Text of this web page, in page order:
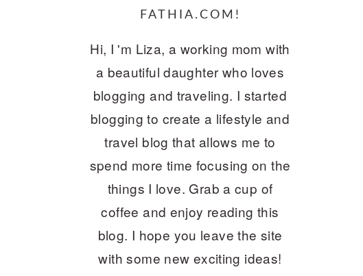
FATHIA.COM!
Hi, I 'm Liza, a working mom with
a beautiful daughter who loves
blogging and traveling. I started
blogging to create a lifestyle and
travel blog that allows me to
spend more time focusing on the
things I love. Grab a cup of
coffee and enjoy reading this
blog. I hope you leave the site
with some new exciting ideas!